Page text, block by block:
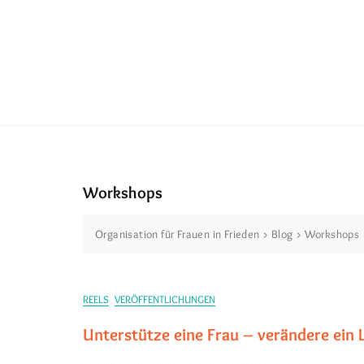
Workshops
Organisation für Frauen in Frieden > Blog > Workshops
REELS VERÖFFENTLICHUNGEN
Unterstütze eine Frau – verändere ein